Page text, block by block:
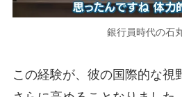
銀行員時代の石
この経験が、彼の国際的な視